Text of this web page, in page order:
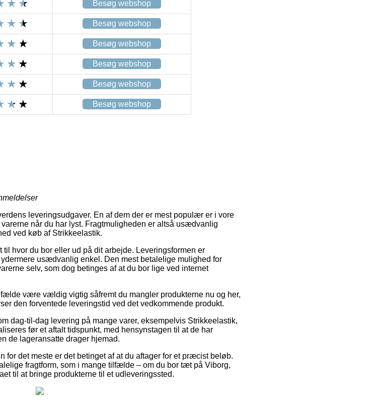
Besøg webshop
Besøg webshop
Besøg webshop
Besøg webshop
Besøg webshop
Besøg webshop
leveringsudgaver. En af dem der er mest populær er i vore
når du har lyst. Fragtmuligheden er altså usædvanlig
ved køb af Strikkeelastik.
hvor du bor eller ud på dit arbejde. Leveringsformen er
usædvanlig enkel. Den mest betalelige mulighed for
selv, som dog betinges af at du bor lige ved internet
være vældig vigtig såfremt du mangler produkterne nu og her,
den forventede leveringstid ved det vedkommende produkt.
dag-til-dag levering på mange varer, eksempelvis Strikkeelastik,
før et aftalt tidspunkt, med hensynstagen til at de har
de lageransatte drager hjemad.
for det meste er det betinget af at du aftager for et præcist beløb.
fragtform, som i mange tilfælde – om du bor tæt på Viborg,
til at bringe produkterne til et udleveringssted.